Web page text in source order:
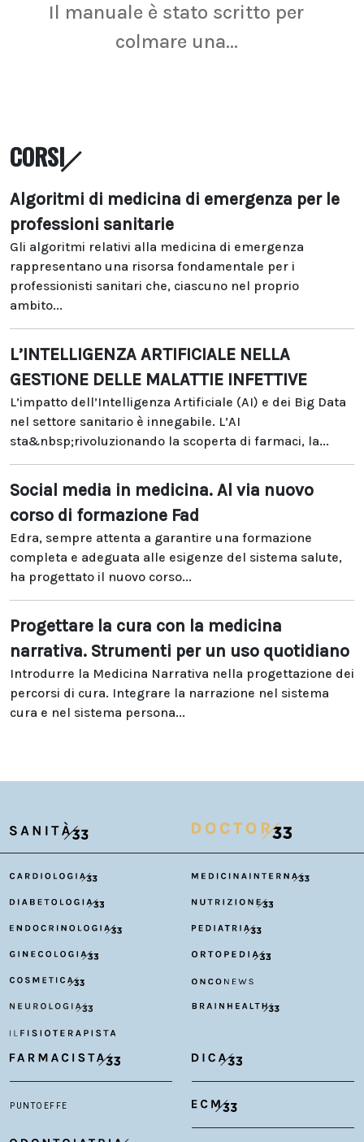
Il manuale è stato scritto per
colmare una...
CORSI
Algoritmi di medicina di emergenza per le
professioni sanitarie
Gli algoritmi relativi alla medicina di emergenza
rappresentano una risorsa fondamentale per i
professionisti sanitari che, ciascuno nel proprio
ambito...
L’INTELLIGENZA ARTIFICIALE NELLA
GESTIONE DELLE MALATTIE INFETTIVE
L’impatto dell’Intelligenza Artificiale (AI) e dei Big Data
nel settore sanitario è innegabile. L’AI
sta&nbsp;rivoluzionando la scoperta di farmaci, la...
Social media in medicina. Al via nuovo
corso di formazione Fad
Edra, sempre attenta a garantire una formazione
completa e adeguata alle esigenze del sistema salute,
ha progettato il nuovo corso...
Progettare la cura con la medicina
narrativa. Strumenti per un uso quotidiano
Introdurre la Medicina Narrativa nella progettazione dei
percorsi di cura. Integrare la narrazione nel sistema
cura e nel sistema persona...